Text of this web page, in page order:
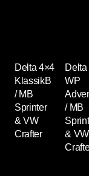
Delta 4×4
KlassikB
/ MB
Sprinter
& VW
Crafter
WP
/ MB
& VW